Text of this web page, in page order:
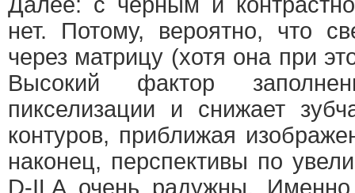
нет. Потому, вероятно, что
через матрицу (хотя она при
Высокий фактор
пикселизации и снижает
контуров, приближая
наконец, перспективы по
D-ILA очень радужны. Именно